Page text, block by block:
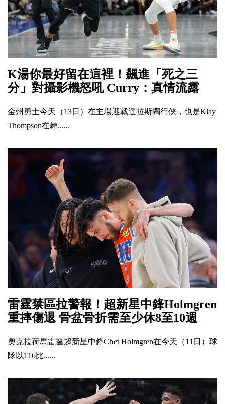
K湯你最好留在這裡！飆進「死之三
分」對攝影機怒吼 Curry：真情流露
金州勇士今天（13日）在主場迎戰達拉斯獨行俠，也是Klay
Thompson在轉......
雷霆禁區拉警報！超新星中鋒Holmgren
重摔傷退 骨盆骨折需至少休8至10週
奧克拉荷馬雷霆超新星中鋒Chet Holmgren在今天（11日）球
隊以116比......